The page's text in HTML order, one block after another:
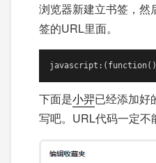
浏览器新建立书签，然
签的URL里面。
下面是小羿已经添加好
写吧。URL代码一定不